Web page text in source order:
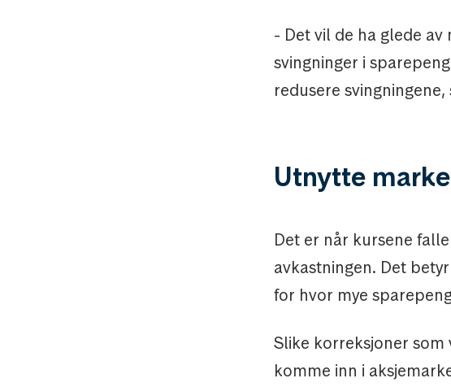
- Det vil de ha glede
svingninger i
redusere svingningene,
Utnytte
Det er når kursene
avkastningen. Det
for hvor mye
Slike korreksjoner
komme inn i